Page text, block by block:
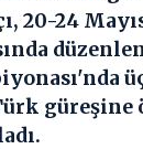
20-24
güreşine